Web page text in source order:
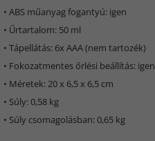
• ABS műanyag fogantyú: igen
• Űrtartalom: 50 ml
• Tápellátás: 6x AAA (nem tartozék)
• Fokozatmentes őrlési beállítás: igen
• Méretek: 20 x 6,5 x 6,5 cm
• Súly: 0,58 kg
• Súly csomagolásban: 0,65 kg